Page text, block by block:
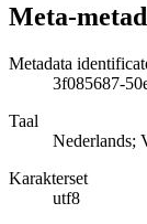
Meta-
Metadata
3f085687-
Taal
Nederlands;
Karakterset
utf8